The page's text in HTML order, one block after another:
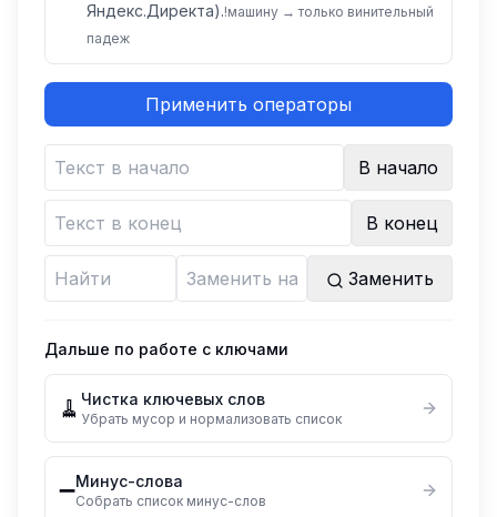
Яндекс.Директа).!машину → только винительный
падеж
Применить операторы
В начало
В конец
Заменить
Дальше по работе с ключами
🧹 Чистка ключевых слов
Убрать мусор и нормализовать список
➖Минус-слова
Собрать список минус-слов